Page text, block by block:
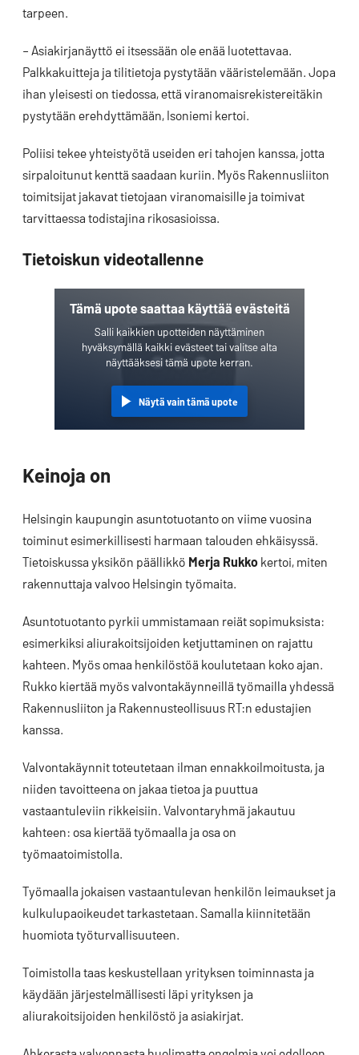
tarpeen.
– Asiakirjanäyttö ei itsessään ole enää luotettavaa.
Palkkakuitteja ja tilitietoja pystytään vääristelemään. Jopa
ihan yleisesti on tiedossa, että viranomaisrekistereitäkin
pystytään erehdyttämään, Isoniemi kertoi.
Poliisi tekee yhteistyötä useiden eri tahojen kanssa, jotta
sirpaloitunut kenttä saadaan kuriin. Myös Rakennusliiton
toimitsijat jakavat tietojaan viranomaisille ja toimivat
tarvittaessa todistajina rikosasioissa.
Tietoiskun videotallenne
Tämä upote saattaa käyttää evästeitä
Salli kaikkien upotteiden näyttäminen
hyväksymällä kaikki evästeet tai valitse alta
näyttääksesi tämä upote kerran.
Näytä vain tämä upote
Keinoja on
Helsingin kaupungin asuntotuotanto on viime vuosina
toiminut esimerkillisesti harmaan talouden ehkäisyssä.
Tietoiskussa yksikön päällikkö Merja Rukko kertoi, miten
rakennuttaja valvoo Helsingin työmaita.
Asuntotuotanto pyrkii ummistamaan reiät sopimuksista:
esimerkiksi aliurakoitsijoiden ketjuttaminen on rajattu
kahteen. Myös omaa henkilöstöä koulutetaan koko ajan.
Rukko kiertää myös valvontakäynneillä työmailla yhdessä
Rakennusliiton ja Rakennusteollisuus RT:n edustajien
kanssa.
Valvontakäynnit toteutetaan ilman ennakkoilmoitusta, ja
niiden tavoitteena on jakaa tietoa ja puuttua
vastaantuleviin rikkeisiin. Valvontaryhmä jakautuu
kahteen: osa kiertää työmaalla ja osa on
työmaatoimistolla.
Työmaalla jokaisen vastaantulevan henkilön leimaukset ja
kulkulupaoikeudet tarkastetaan. Samalla kiinnitetään
huomiota työturvallisuuteen.
Toimistolla taas keskustellaan yrityksen toiminnasta ja
käydään järjestelmällisesti läpi yrityksen ja
aliurakoitsijoiden henkilöstö ja asiakirjat.